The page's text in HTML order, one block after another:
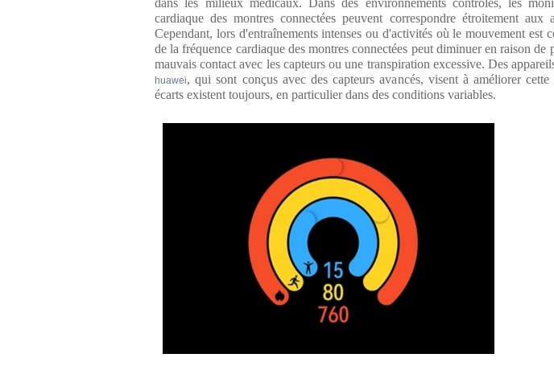
dans les milieux médicaux. Dans des environnements contrôlés, les
cardiaque des montres connectées peuvent correspondre étroitement aux
Cependant, lors d'entraînements intenses ou d'activités où le mouvement est
de la fréquence cardiaque des montres connectées peut diminuer en raison de
mauvais contact avec les capteurs ou une transpiration excessive. Des
huawei, qui sont conçus avec des capteurs avancés, visent à améliorer
écarts existent toujours, en particulier dans des conditions variables.